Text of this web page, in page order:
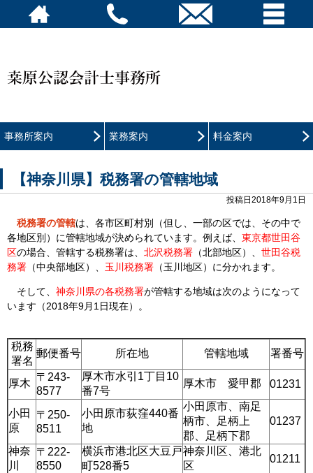
事務所案内 業務案内 料金案内
【神奈川県】税務署の管轄地域
投稿日2018年9月1日
税務署の管轄は、各市区町村別（但し、一部の区では、その中で
各地区別）に管轄地域が決められています。例えば、 東京都世田谷
区の場合、管轄する税務署は、 北沢税務署 （北部地区）、 世田谷税
務署 （中央部地区）、 玉川税務署 （玉川地区）に分かれます。
そして、 神奈川県の各税務署が管轄する地域は次のようになって
います（2018年9月1日現在）。
税務
署名
郵便番号 所在地 管轄地域 署番号
厚木
〒243-
8577
厚木市水引1丁目10
番7号
厚木市 愛甲郡 01231
小田
原
〒250-
8511
小田原市荻窪440番
地
小田原市、南足
柄市、足柄上
郡、足柄下郡
01237
神奈
川
〒222-
8550
横浜市港北区大豆戸
町528番5
神奈川区、港北
区
01211